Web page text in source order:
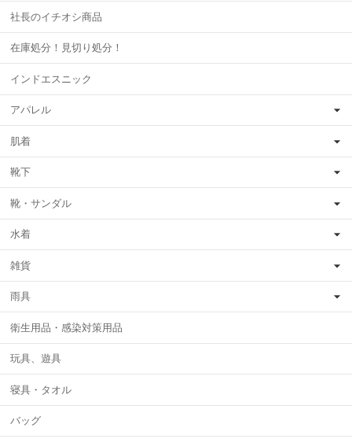
社長のイチオシ商品
在庫処分！見切り処分！
インドエスニック
アパレル
肌着
靴下
靴・サンダル
水着
雑貨
雨具
衛生用品・感染対策用品
玩具、遊具
寝具・タオル
バッグ